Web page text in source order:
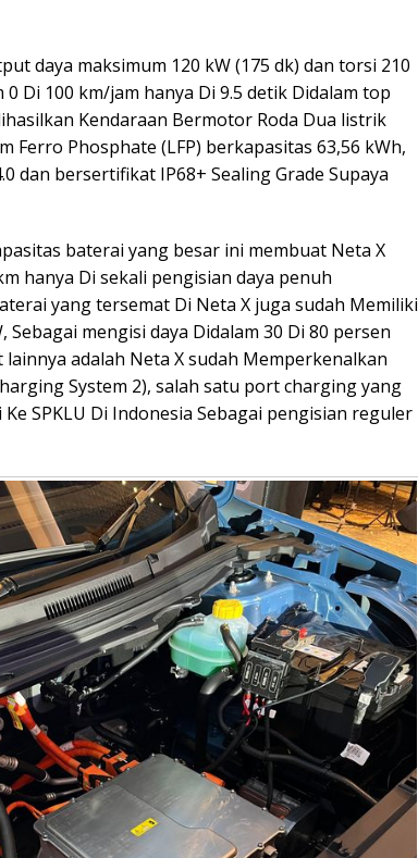
daya maksimum 120 kW (175 dk) dan torsi 210
Di 100 km/jam hanya Di 9.5 detik Didalam top
Kendaraan Bermotor Roda Dua listrik
Phosphate (LFP) berkapasitas 63,56 kWh,
dan bersertifikat IP68+ Sealing Grade Supaya
baterai yang besar ini membuat Neta X
hanya Di sekali pengisian daya penuh
yang tersemat Di Neta X juga sudah Memiliki
mengisi daya Didalam 30 Di 80 persen
adalah Neta X sudah Memperkenalkan
System 2), salah satu port charging yang
SPKLU Di Indonesia Sebagai pengisian reguler